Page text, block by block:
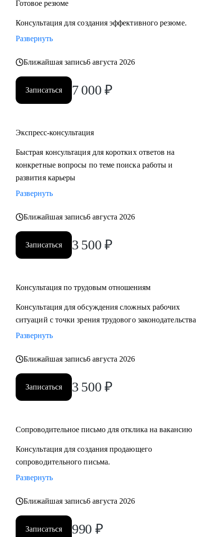
Готовое резюме
Консультация для создания эффективного резюме.
Развернуть
Ближайшая запись6 августа 2026
Записаться 7 000 ₽
Экспресс-консультация
Быстрая консультация для коротких ответов на
конкретные вопросы по теме поиска работы и
развития карьеры
Развернуть
Ближайшая запись6 августа 2026
Записаться 3 500 ₽
Консультация по трудовым отношениям
Консультация для обсуждения сложных рабочих
ситуаций с точки зрения трудового законодательства
Развернуть
Ближайшая запись6 августа 2026
Записаться 3 500 ₽
Сопроводительное письмо для отклика на вакансию
Консультация для создания продающего
сопроводительного письма.
Развернуть
Ближайшая запись6 августа 2026
Записаться 990 ₽